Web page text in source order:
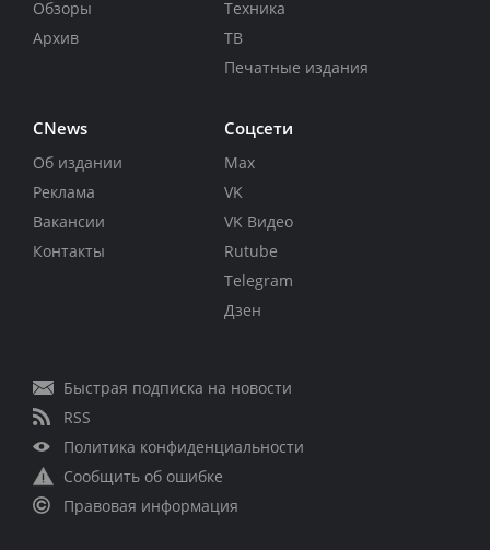
Обзоры
Архив
Техника
ТВ
Печатные издания
CNews
Об издании
Реклама
Вакансии
Контакты
Соцсети
Max
VK
VK Видео
Rutube
Telegram
Дзен
Быстрая подписка на новости
RSS
Политика конфиденциальности
Сообщить об ошибке
Правовая информация